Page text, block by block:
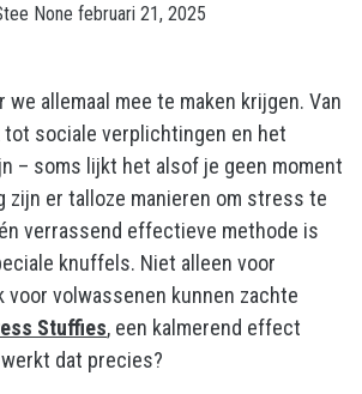
None februari 21, 2025
allemaal mee te maken krijgen. Van
tot sociale verplichtingen en het
– soms lijkt het alsof je geen moment
zijn er talloze manieren om stress te
verrassend effectieve methode is
knuffels. Niet alleen voor
voor volwassenen kunnen zachte
Stuffies, een kalmerend effect
dat precies?